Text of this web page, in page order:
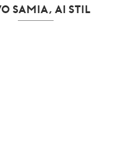
SAMIA, AI STIL!